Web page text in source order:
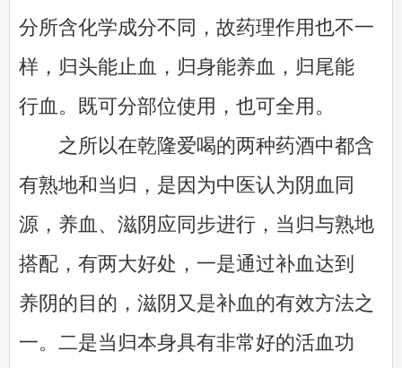
分所含化学成分不同，故药理作用也不一
样，归头能止血，归身能养血，归尾能
行血。既可分部位使用，也可全用。
之所以在乾隆爱喝的两种药酒中都含
有熟地和当归，是因为中医认为阴血同
源，养血、滋阴应同步进行，当归与熟地
搭配，有两大好处，一是通过补血达到
养阴的目的，滋阴又是补血的有效方法之
一。二是当归本身具有非常好的活血功